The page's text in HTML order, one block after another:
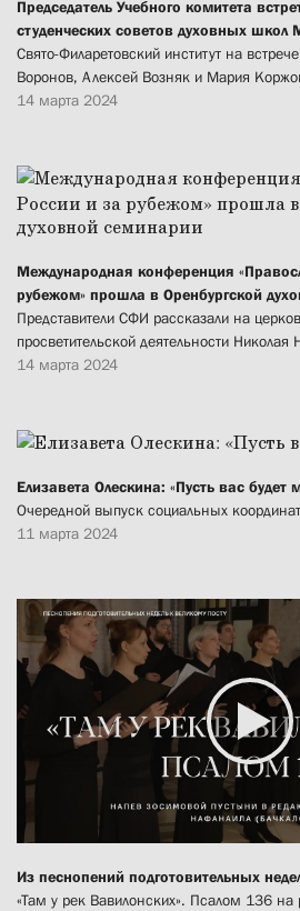
Председатель Учебного комитета
студенческих советов духовных
Свято-Филаретовский институт на
Воронов, Алексей Возняк и Мария
14 марта 2024
Международная конференция
рубежом» прошла в Оренбургской
Представители СФИ рассказали на
просветительской деятельности Николая
14 марта 2024
Елизавета Олескина: «Пусть вас будет
Очередной выпуск социальных
11 марта 2024
Из песнопений подготовительных
«Там у рек Вавилонских». Псалом 136